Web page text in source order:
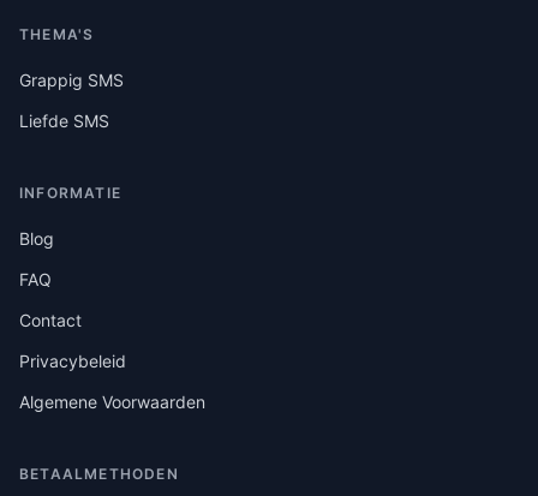
THEMA'S
Grappig SMS
Liefde SMS
INFORMATIE
Blog
FAQ
Contact
Privacybeleid
Algemene Voorwaarden
BETAALMETHODEN